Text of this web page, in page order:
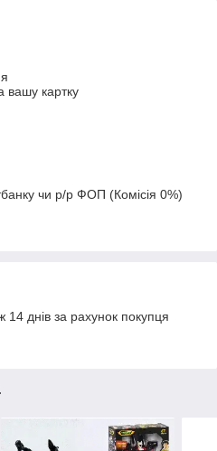
вашу картку
чи р/р ФОП (Комісія 0%)
днів за рахунок покупця